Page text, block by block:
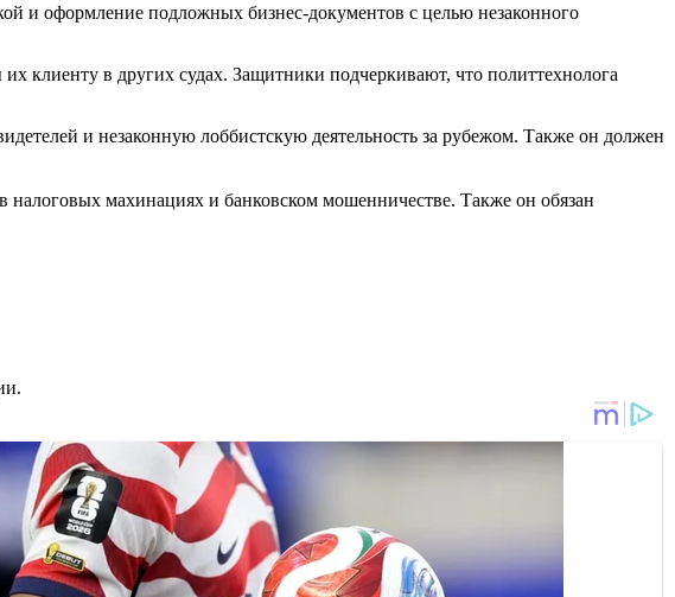
и оформление подложных бизнес-документов с целью незаконного
клиенту в других судах. Защитники подчеркивают, что политтехнолога
и незаконную лоббистскую деятельность за рубежом. Также он должен
налоговых махинациях и банковском мошенничестве. Также он обязан